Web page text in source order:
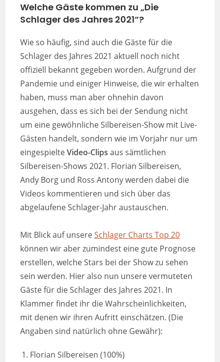
Welche Gäste kommen zu „Die
Schlager des Jahres 2021“?
Wie so häufig, sind auch die Gäste für die
Schlager des Jahres 2021 aktuell noch nicht
offiziell bekannt gegeben worden. Aufgrund der
Pandemie und einiger Hinweise, die wir erhalten
haben, muss man aber ohnehin davon
ausgehen, dass es sich bei der Sendung nicht
um eine gewöhnliche Silbereisen-Show mit Live-
Gästen handelt, sondern wie im Vorjahr nur um
eingespielteVideo-Clips aus sämtlichen
Silbereisen-Shows 2021. Florian Silbereisen,
Andy Borg und Ross Antony werden dabei die
Videos kommentieren und sich über das
abgelaufene Schlager-Jahr austauschen.
Mit Blick auf unsereSchlager Charts Top 20
können wir aber zumindest eine gute Prognose
erstellen, welche Stars bei der Show zu sehen
sein werden. Hier also nun unsere vermuteten
Gäste für die Schlager des Jahres 2021. In
Klammer findet ihr die Wahrscheinlichkeiten,
mit denen wir ihren Aufritt einschätzen. (Die
Angaben sind natürlich ohne Gewähr):
Florian Silbereisen (100%)